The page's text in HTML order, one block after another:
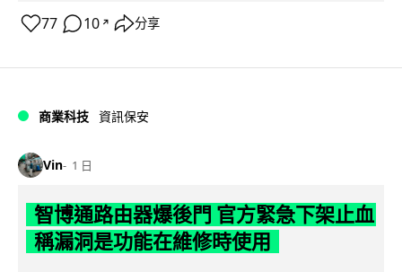
77 10 ↗ 分享
商業科技 資訊保安
Vin 1 日
智博通路由器爆後門 官方緊急下架止血
稱漏洞是功能在維修時使用